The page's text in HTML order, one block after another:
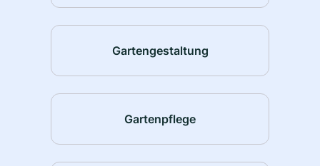
Gartengestaltung
Gartenpflege